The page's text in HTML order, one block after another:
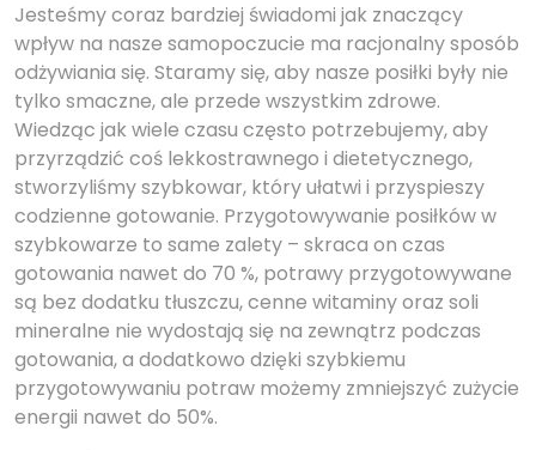
Jesteśmy coraz bardziej świadomi jak znaczący
wpływ na nasze samopoczucie ma racjonalny sposób
odżywiania się. Staramy się, aby nasze posiłki były nie
tylko smaczne, ale przede wszystkim zdrowe.
Wiedząc jak wiele czasu często potrzebujemy, aby
przyrządzić coś lekkostrawnego i dietetycznego,
stworzyliśmy szybkowar, który ułatwi i przyspieszy
codzienne gotowanie. Przygotowywanie posiłków w
szybkowarze to same zalety – skraca on czas
gotowania nawet do 70 %, potrawy przygotowywane
są bez dodatku tłuszczu, cenne witaminy oraz soli
mineralne nie wydostają się na zewnątrz podczas
gotowania, a dodatkowo dzięki szybkiemu
przygotowywaniu potraw możemy zmniejszyć zużycie
energii nawet do 50%.